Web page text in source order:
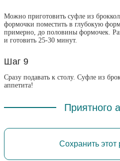
Можно приготовить суфле из
формочки поместить в глубокую
примерно, до половины формочек.
и готовить 25-30 минут.
Шаг 9
Сразу подавать к столу. Суфле из
аппетита!
Приятного
Сохранить этот